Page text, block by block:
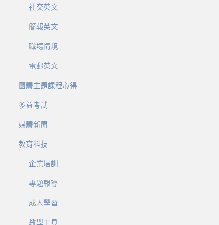
社交英文
簡報英文
職場情境
電郵英文
團體主題課程心得
多益考試
媒體新聞
教育科技
企業培訓
專題報導
成人學習
教學工具